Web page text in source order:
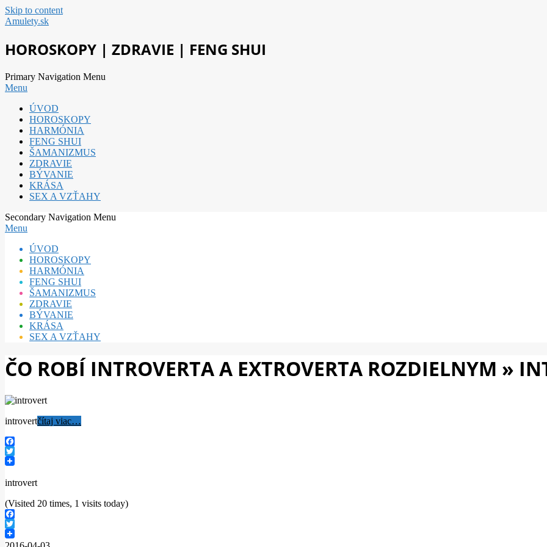
Skip to content
Amulety.sk
HOROSKOPY | ZDRAVIE | FENG SHUI
Primary Navigation Menu
Menu
ÚVOD
HOROSKOPY
HARMÓNIA
FENG SHUI
ŠAMANIZMUS
ZDRAVIE
BÝVANIE
KRÁSA
SEX A VZŤAHY
Secondary Navigation Menu
Menu
ÚVOD
HOROSKOPY
HARMÓNIA
FENG SHUI
ŠAMANIZMUS
ZDRAVIE
BÝVANIE
KRÁSA
SEX A VZŤAHY
ČO ROBÍ INTROVERTA A EXTROVERTA ROZDIELNYM »
introvertčítaj viac…
Facebook
Twitter
introvert
(Visited 20 times, 1 visits today)
Facebook
Twitter